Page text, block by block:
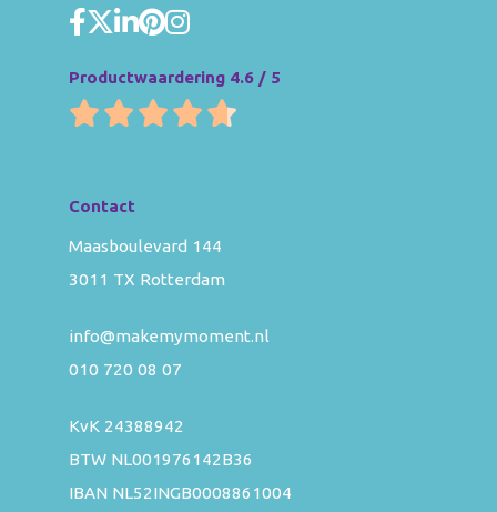
Productwaardering 4.6 / 5
Contact
Maasboulevard 144
3011 TX Rotterdam
info@makemymoment.nl
010 720 08 07
KvK 24388942
BTW NL001976142B36
IBAN NL52INGB0008861004